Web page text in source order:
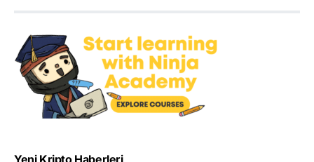
Yeni Kripto Haberleri